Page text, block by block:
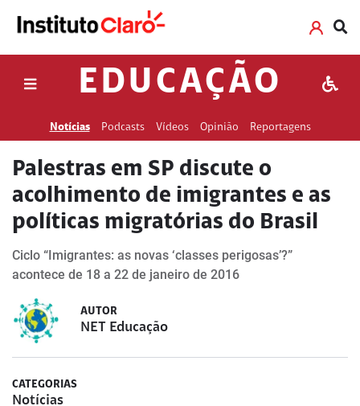
EDUCAÇÃO
Notícias Podcasts Vídeos Opinião Reportagens
Palestras em SP discute o
acolhimento de imigrantes e as
políticas migratórias do Brasil
Ciclo “Imigrantes: as novas ‘classes perigosas’?”
acontece de 18 a 22 de janeiro de 2016
AUTOR
NET Educação
CATEGORIAS
Notícias